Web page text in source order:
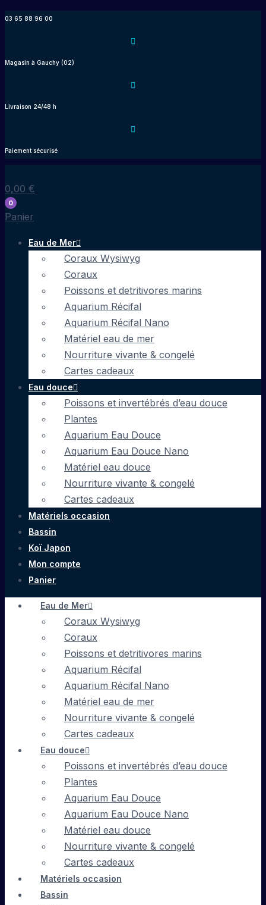
03 65 88 96 00
Magasin à Gauchy (02)
Livraison 24/48 h
Paiement sécurisé
0,00 €
0
Panier
Eau de Mer
Coraux Wysiwyg
Coraux
Poissons et detritivores marins
Aquarium Récifal
Aquarium Récifal Nano
Matériel eau de mer
Nourriture vivante & congelé
Cartes cadeaux
Eau douce
Poissons et invertébrés d’eau douce
Plantes
Aquarium Eau Douce
Aquarium Eau Douce Nano
Matériel eau douce
Nourriture vivante & congelé
Cartes cadeaux
Matériels occasion
Bassin
Koï Japon
Mon compte
Panier
Eau de Mer
Coraux Wysiwyg
Coraux
Poissons et detritivores marins
Aquarium Récifal
Aquarium Récifal Nano
Matériel eau de mer
Nourriture vivante & congelé
Cartes cadeaux
Eau douce
Poissons et invertébrés d’eau douce
Plantes
Aquarium Eau Douce
Aquarium Eau Douce Nano
Matériel eau douce
Nourriture vivante & congelé
Cartes cadeaux
Matériels occasion
Bassin